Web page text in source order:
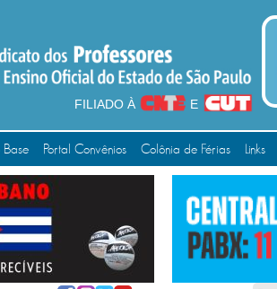
FILIADO À E
Base Portal Convênios Colônia de Férias Links